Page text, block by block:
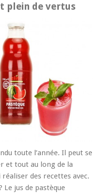
plein de vertus
toute l’année. Il peut se
et tout au long de la
des recettes avec.
Le jus de pastèque